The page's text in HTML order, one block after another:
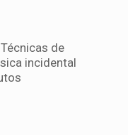
de
incidental